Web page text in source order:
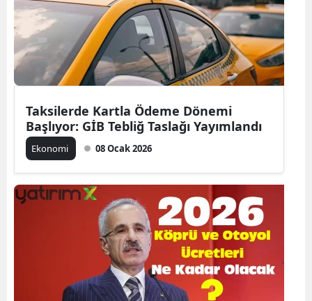
Taksilerde Kartla Ödeme Dönemi
Başlıyor: GİB Tebliğ Taslağı Yayımlandı
Ekonomi 08 Ocak 2026